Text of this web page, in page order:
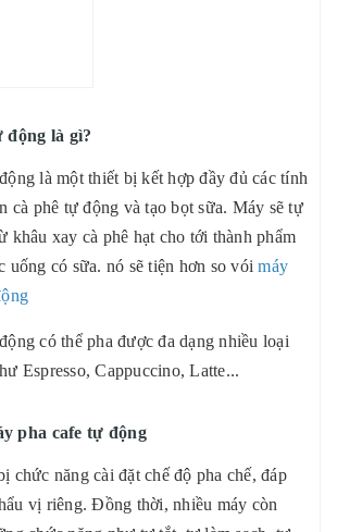
động là gì?
là một thiết bị kết hợp đầy đủ các tính
cà phê tự động và tạo bọt sữa. Máy sẽ tự
khâu xay cà phê hạt cho tới thành phẩm
uống có sữa. nó sẽ tiện hơn so vóimáy
có thể pha được đa dạng nhiều loại
Espresso, Cappuccino, Latte...
pha cafe tự động
chức năng cài đặt chế độ pha chế, đáp
vị riêng. Đồng thời, nhiều máy còn